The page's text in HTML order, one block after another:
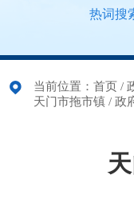
热词搜
当前位置： 首页 /
天门市拖市镇 / 政